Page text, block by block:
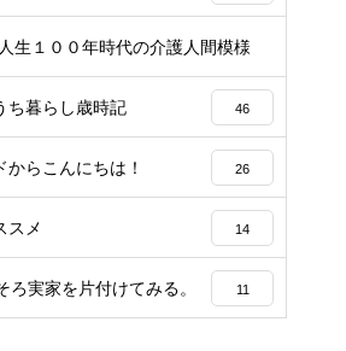
生１００年時代の介護人間模様
ち暮らし歳時記 46
からこんにちは！ 26
スメ 14
ろ実家を片付けてみる。 11